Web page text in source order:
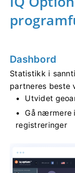
Dashbord
Statistikk i
partneres beste
Utvidet
Gå nærmere
registreringer